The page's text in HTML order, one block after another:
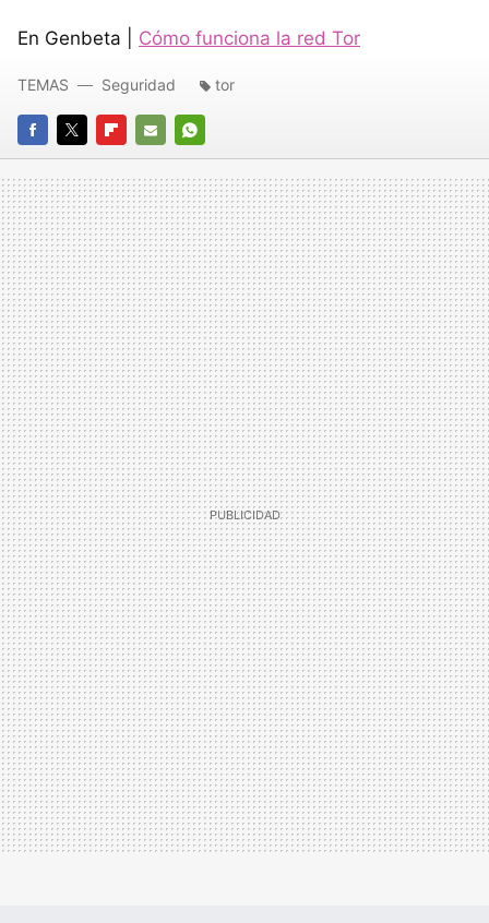
En Genbeta | Cómo funciona la red Tor
FACEBOOK
TWITTERFLIPBOARD
E-
MAIL
WHATSAPP
TEMAS Seguridad tor